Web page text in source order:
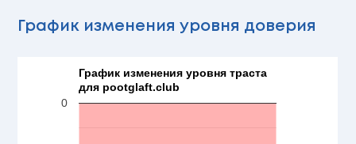
График изменения уровня доверия
График изменения уровня траста
для pootglaft.club
0